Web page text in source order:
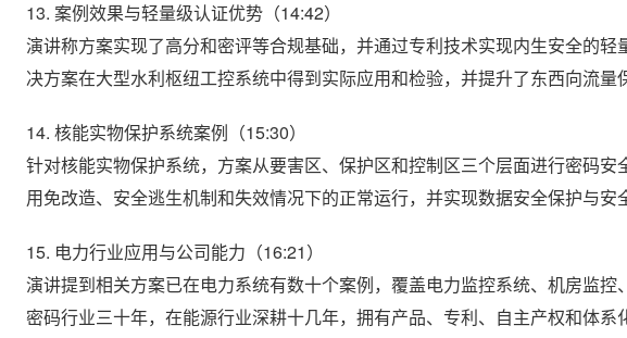
13. 案例效果与轻量级认证优势（14:42）
演讲称方案实现了高分和密评等合规基础，并通过专利技术实现内生安全的
决方案在大型水利枢纽工控系统中得到实际应用和检验，并提升了东西向流量
14. 核能实物保护系统案例（15:30）
针对核能实物保护系统，方案从要害区、保护区和控制区三个层面进行密码
用免改造、安全逃生机制和失效情况下的正常运行，并实现数据安全保护与安
15. 电力行业应用与公司能力（16:21）
演讲提到相关方案已在电力系统有数十个案例，覆盖电力监控系统、机房监
密码行业三十年，在能源行业深耕十几年，拥有产品、专利、自主产权和体系